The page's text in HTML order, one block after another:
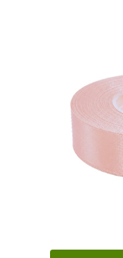
Prece ir pieejama
Cena par 1 gab.
3,63 €